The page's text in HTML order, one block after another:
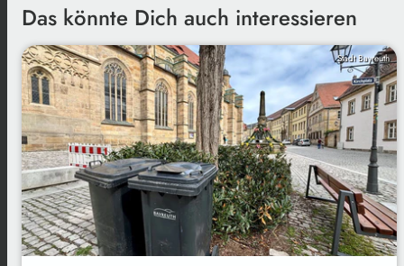
Das könnte Dich auch interessieren
Stadt Bayreuth